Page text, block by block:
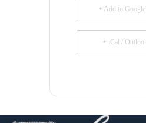
+ Add to
+ iCal /